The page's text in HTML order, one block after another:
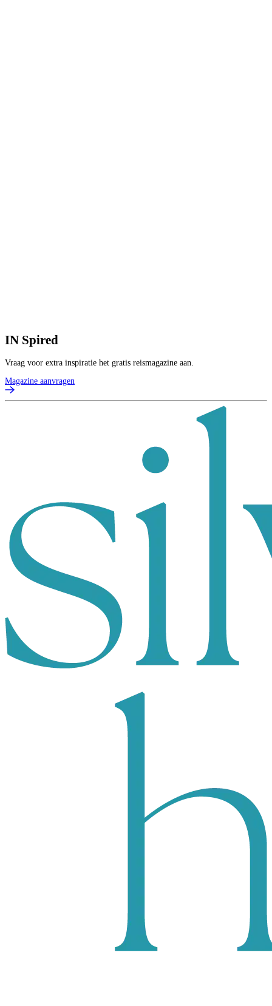
IN Spired
Vraag voor extra inspiratie het gratis reismagazine aan.
Magazine aanvragen